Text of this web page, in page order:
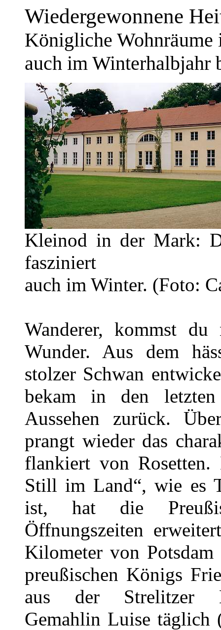
Wiedergewonnene
Königliche Wohnräume
auch im Winterhalbjahr
Kleinod in der Mark:
fasziniert
auch im Winter. (Foto:
Wanderer, kommst
Wunder. Aus dem
stolzer Schwan
bekam in den letzten
Aussehen zurück.
prangt wieder das
flankiert von Rosetten.
Still im Land“, wie es
ist, hat die
Öffnungszeiten
Kilometer von Potsdam
preußischen Königs
aus der Strelitzer
Gemahlin Luise täglich